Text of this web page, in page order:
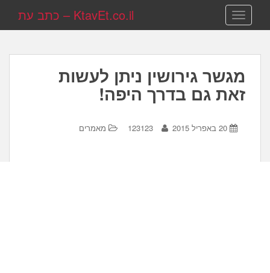
TOGGLE NAVIGATION KtavEt.co.il – כתב עת
מגשר גירושין ניתן לעשות
זאת גם בדרך היפה!
20 באפריל 2015 123123 מאמרים